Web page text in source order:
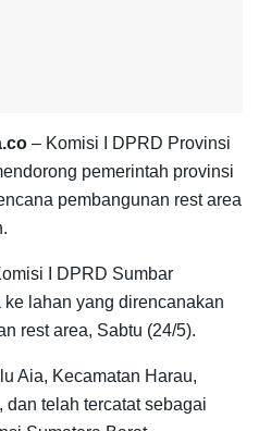
– Komisi I DPRD Provinsi
pemerintah provinsi
pembangunan rest area
I DPRD Sumbar
lahan yang direncanakan
rest area, Sabtu (24/5).
Aia, Kecamatan Harau,
telah tercatat sebagai